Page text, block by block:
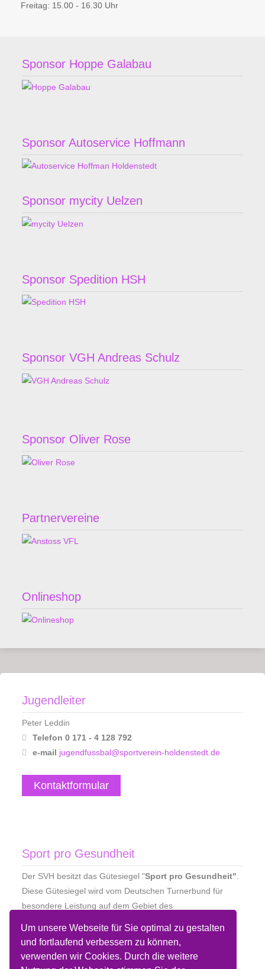
Um unsere Webseite für Sie optimal zu gestalten
und fortlaufend verbessern zu können,
verwenden wir Cookies. Durch die weitere
Freitag: 15.00 - 16.30 Uhr
Sponsor Hoppe Galabau
Sponsor Autoservice Hoffmann
Sponsor mycity Uelzen
Sponsor Spedition HSH
Sponsor VGH Andreas Schulz
Sponsor Oliver Rose
Partnervereine
Onlineshop
Jugendleiter
Peter Leddin
Telefon 0 171 - 4 128 792
e-mail jugendfussbal@sportverein-holdenstedt.de
Kontaktformular
Sport pro Gesundheit
Der SVH besitzt das Gütesiegel "Sport pro Gesundheit"
Diese Gütesiegel wird vom Deutschen Turnerbund für
besondere Leistung auf dem Gebiet des
Bundesärztekammer für gesundheitsorientierte